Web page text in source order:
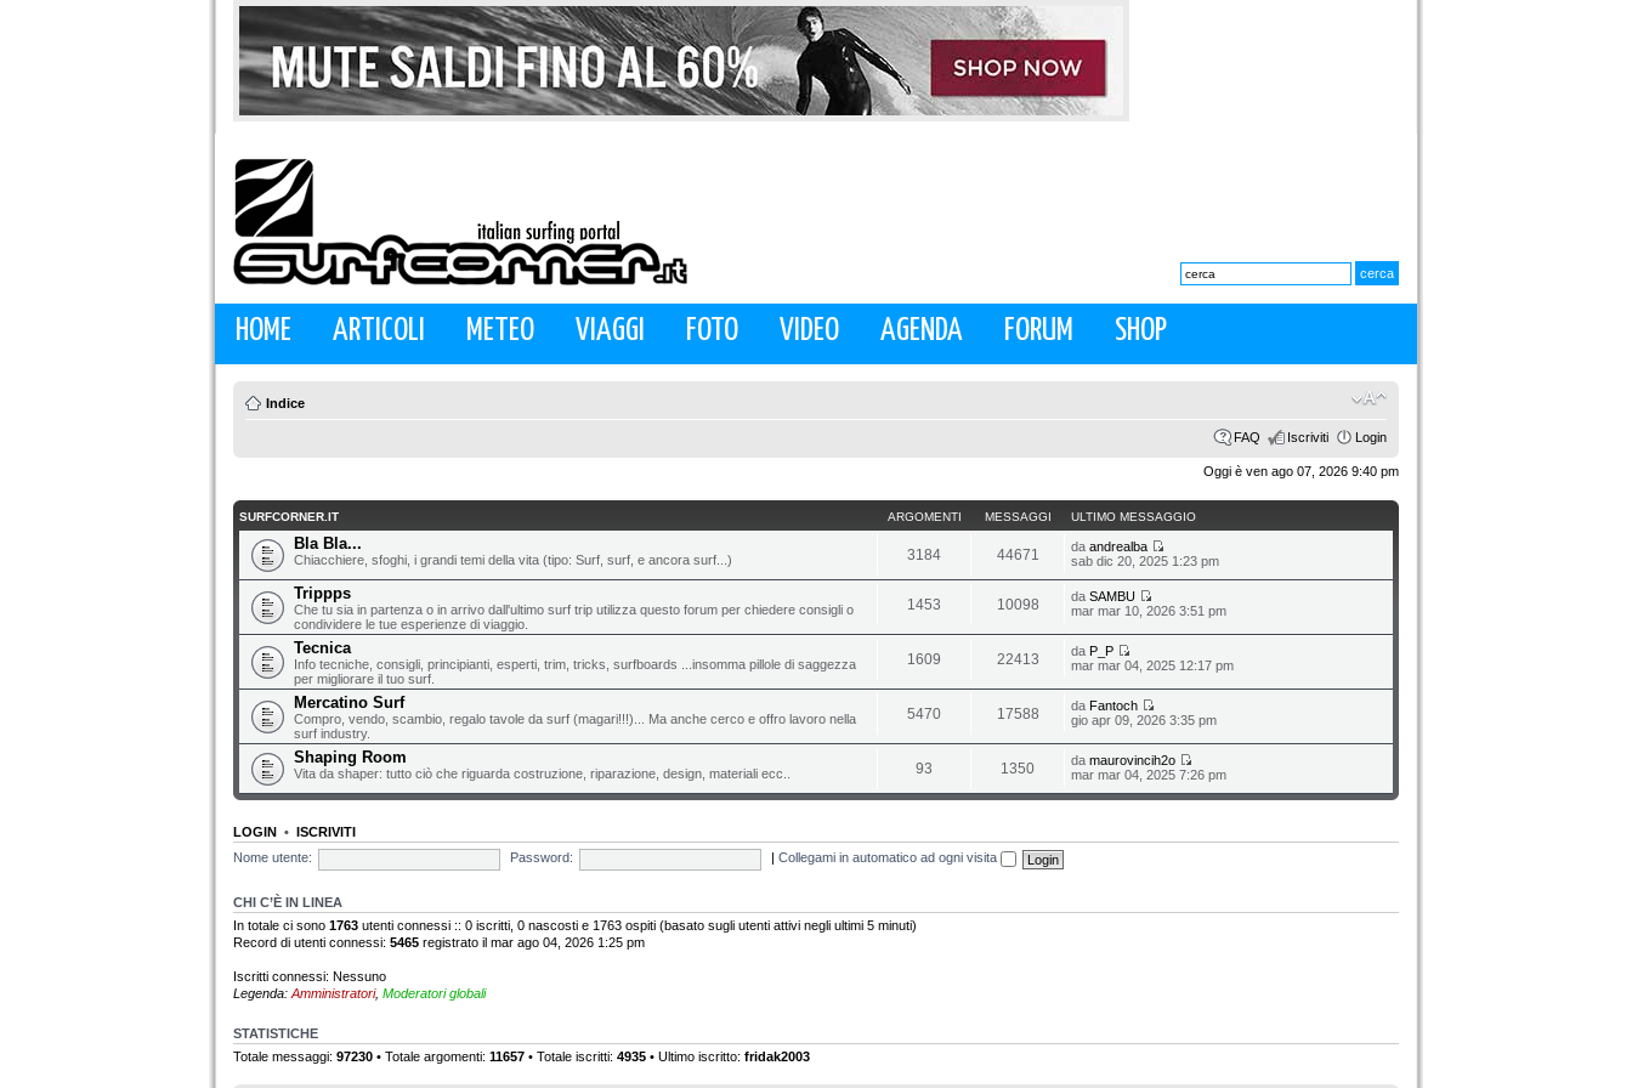
HOME ARTICOLI METEO VIAGGI FOTO VIDEO AGENDA FORUM SHOP
Indice
FAQ Iscriviti Login
Oggi è ven ago 07, 2026 9:40 pm
SURFCORNER.IT ARGOMENTI MESSAGGI ULTIMO MESSAGGIO
Bla Bla...
Chiacchiere, sfoghi, i grandi temi della vita (tipo: Surf, surf, e ancora surf...) 3184 44671 da andrealba
sab dic 20, 2025 1:23 pm
Trippps
Che tu sia in partenza o in arrivo dall'ultimo surf trip utilizza questo forum per chiedere consigli o
condividere le tue esperienze di viaggio.
1453 10098 da SAMBU
mar mar 10, 2026 3:51 pm
Tecnica
Info tecniche, consigli, principianti, esperti, trim, tricks, surfboards ...insomma pillole di saggezza
per migliorare il tuo surf.
1609 22413 da P_P
mar mar 04, 2025 12:17 pm
Mercatino Surf
Compro, vendo, scambio, regalo tavole da surf (magari!!!)... Ma anche cerco e offro lavoro nella
surf industry.
5470 17588 da Fantoch
gio apr 09, 2026 3:35 pm
Shaping Room
Vita da shaper: tutto ciò che riguarda costruzione, riparazione, design, materiali ecc.. 93 1350 da maurovincih2o
mar mar 04, 2025 7:26 pm
LOGIN • ISCRIVITI
Nome utente:
Password: Collegami in automatico ad ogni visita
CHI C’È IN LINEA
In totale ci sono 1763 utenti connessi :: 0 iscritti, 0 nascosti e 1763 ospiti (basato sugli utenti attivi negli ultimi 5 minuti)
Record di utenti connessi: 5465 registrato il mar ago 04, 2026 1:25 pm
Iscritti connessi: Nessuno
Legenda: Amministratori, Moderatori globali
STATISTICHE
Totale messaggi: 97230 • Totale argomenti: 11657 • Totale iscritti: 4935 • Ultimo iscritto: fridak2003